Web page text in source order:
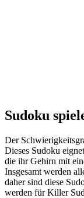
Sudoku
Der
Dieses Sudoku
die ihr Gehirn mit
Insgesamt werden
daher sind diese
werden für Killer